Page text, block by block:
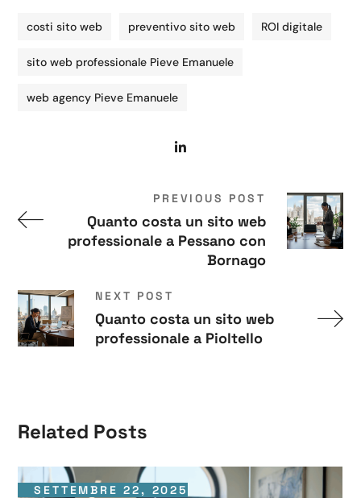
costi sito web preventivo sito web ROI digitale
sito web professionale Pieve Emanuele
web agency Pieve Emanuele
PREVIOUS POST
Quanto costa un sito web
professionale a Pessano con
Bornago
NEXT POST
Quanto costa un sito web
professionale a Pioltello
Related Posts
SETTEMBRE 22, 2025